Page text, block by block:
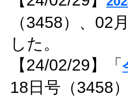
（3458）、02
した。
【24/02/29】「
18日号（3458